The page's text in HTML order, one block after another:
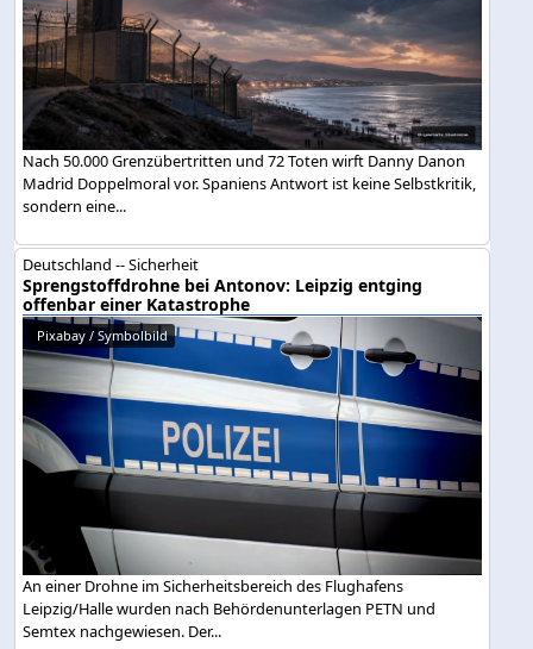
Nach 50.000 Grenzübertritten und 72 Toten wirft Danny Danon
Madrid Doppelmoral vor. Spaniens Antwort ist keine Selbstkritik,
sondern eine...
Deutschland -- Sicherheit
Sprengstoffdrohne bei Antonov: Leipzig entging
offenbar einer Katastrophe
Pixabay / Symbolbild
An einer Drohne im Sicherheitsbereich des Flughafens
Leipzig/Halle wurden nach Behördenunterlagen PETN und
Semtex nachgewiesen. Der...